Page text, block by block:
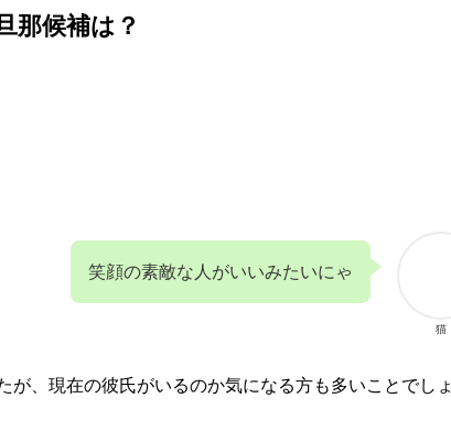
那候補は？
猫
笑顔の素敵な人がいいみたいにゃ
、現在の彼氏がいるのか気になる方も多いことでしょ